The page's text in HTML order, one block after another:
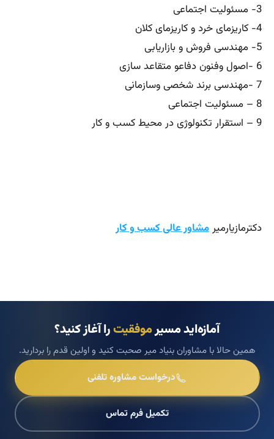
3- مسئولیت اجتماعی
4- کاریزمای خرد و کاریزمای کلان
5- مهندسی فروش و بازاریابی
6 -اصول وفنون دفاعو متقاعد سازی
7 -مهندسی برند شخصی وسازمانی
8 – مسئولیت اجتماعی
9 – استقرار تکنولوژی در محیط کسب و کار
دکترمازیارمیرمشاور عالی کسب و کار
آمازه‌اید مسیرموفقیترا آغاز کنید؟
همین حالا با مشاوران بنیاد میر صحبت کنید و اولین قدم را بردارید.
درخواست مشاوره تلفنی
تکمیل فرم تماس